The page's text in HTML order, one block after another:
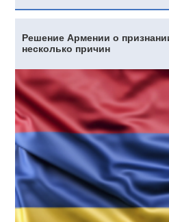
Решение Армении о
несколько причин